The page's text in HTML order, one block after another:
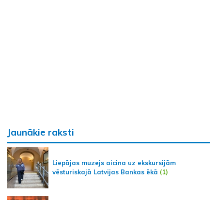
Jaunākie raksti
Liepājas muzejs aicina uz ekskursijām
vēsturiskajā Latvijas Bankas ēkā (1)